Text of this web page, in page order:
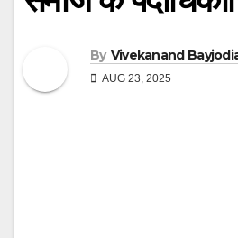
By Vivekanand
AUG 23, 2025